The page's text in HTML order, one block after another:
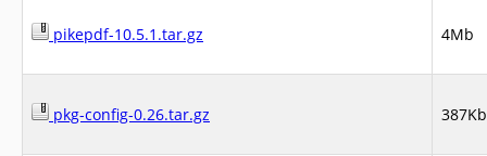
pikepdf-10.5.1.tar.gz 4Mb
pkg-config-0.26.tar.gz 387Kb